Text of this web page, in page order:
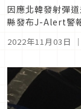
因應北韓發射彈
縣發布J-Alert警
太平洋，雖然沒
2022年11月03日 ｜